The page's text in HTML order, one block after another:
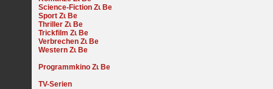
Science-Fiction
Sport
Thriller
Trickfilm
Verbrechen
Western
Programmkino
TV-Serien